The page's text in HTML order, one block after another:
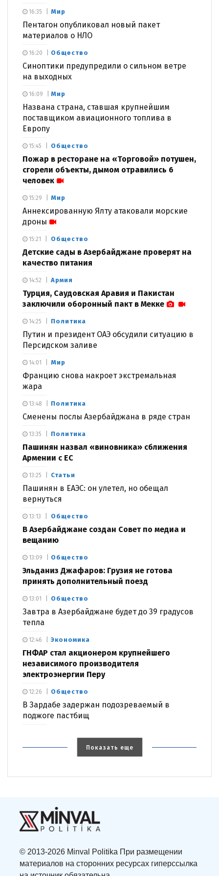
Мир
Пентагон опубликовал новый пакет
материалов о НЛО
16:35
Общество
Синоптики предупредили о сильном ветре
на выходных
16:20
Мир
Названа страна, ставшая крупнейшим
поставщиком авиационного топлива в
Европу
16:09
Общество
Пожар в ресторане на «Торговой» потушен,
сгорели объекты, дымом отравились 6
человек
15:45
Мир
Аннексированную Ялту атаковали морские
дроны
15:29
Общество
Детские сады в Азербайджане проверят на
качество питания
15:21
Армия
Турция, Саудовская Аравия и Пакистан
заключили оборонный пакт в Мекке
14:52
Политика
Путин и президент ОАЭ обсудили ситуацию в
Персидском заливе
14:25
Мир
Францию снова накроет экстремальная
жара
14:01
Политика
Сменены послы Азербайджана в ряде стран
13:48
Политика
Пашинян назвал «виновника» сближения
Армении с ЕС
13:35
Статьи
Пашинян в ЕАЭС: он улетел, но обещал
вернуться
13:25
Общество
В Азербайджане создан Совет по медиа и
вещанию
13:13
Общество
Эльданиз Джафаров: Грузия не готова
принять дополнительный поезд
13:09
Общество
Завтра в Азербайджане будет до 39 градусов
тепла
13:01
Экономика
ГНФАР стал акционером крупнейшего
независимого производителя
электроэнергии Перу
12:46
Общество
В Зардабе задержан подозреваемый в
поджоге пастбищ
12:26
Показать еще
© 2013-2026 Minval Politika При размещении
материалов на сторонних ресурсах гиперссылка